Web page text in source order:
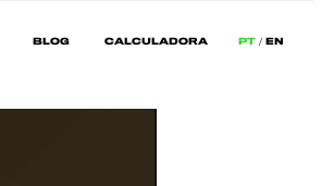
BLOG CALCULADORA PT EN